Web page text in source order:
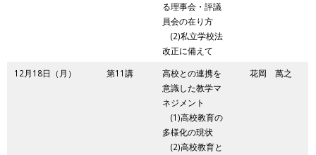
る理事会・評議
員会の在り方
(2)私立学校法
改正に備えて
12月18日（月） 第11講
高校との連携を
意識した教学マ
ネジメント
(1)高校教育の
多様化の現状
(2)高校教育と
花岡 萬之